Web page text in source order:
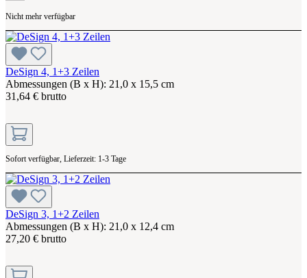
Nicht mehr verfügbar
DeSign 4, 1+3 Zeilen
Abmessungen (B x H): 21,0 x 15,5 cm
31,64 € brutto
Sofort verfügbar, Lieferzeit: 1-3 Tage
DeSign 3, 1+2 Zeilen
Abmessungen (B x H): 21,0 x 12,4 cm
27,20 € brutto